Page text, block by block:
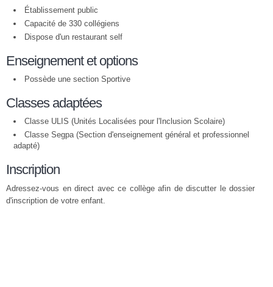
Établissement public
Capacité de 330 collégiens
Dispose d'un restaurant self
Enseignement et options
Possède une section Sportive
Classes adaptées
Classe ULIS (Unités Localisées pour l'Inclusion Scolaire)
Classe Segpa (Section d'enseignement général et professionnel
adapté)
Inscription
Adressez-vous en direct avec ce collège afin de discutter le dossier
d'inscription de votre enfant.